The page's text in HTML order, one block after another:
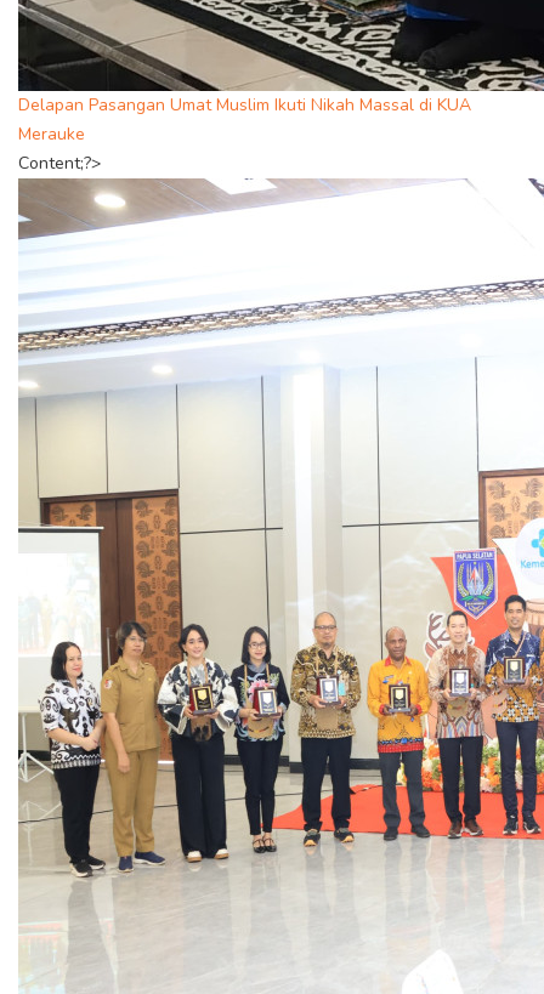
Delapan Pasangan Umat Muslim Ikuti Nikah Massal di KUA
Merauke
Content;?>